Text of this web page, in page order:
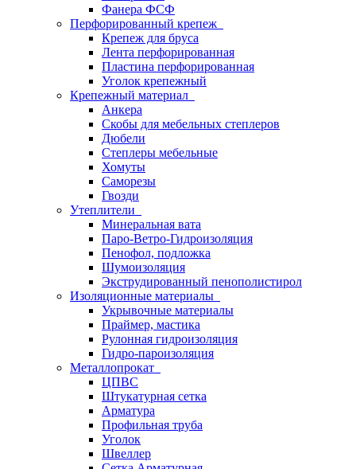
Фанера ФСФ
Перфорированный крепеж
Крепеж для бруса
Лента перфорированная
Пластина перфорированная
Уголок крепежный
Крепежный материал
Анкера
Скобы для мебельных степлеров
Дюбели
Степлеры мебельные
Хомуты
Саморезы
Гвозди
Утеплители
Минеральная вата
Паро-Ветро-Гидроизоляция
Пенофол, подложка
Шумоизоляция
Экструдированный пенополистирол
Изоляционные материалы
Укрывочные материалы
Праймер, мастика
Рулонная гидроизоляция
Гидро-пароизоляция
Металлопрокат
ЦПВС
Штукатурная сетка
Арматура
Профильная труба
Уголок
Швеллер